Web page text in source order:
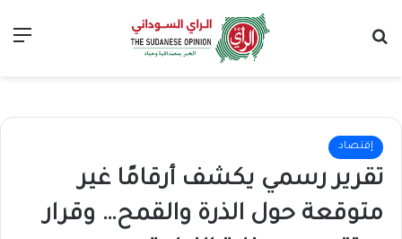
إقتصاد
تقرير رسمي يكشف أرقامًا غير
متوقعة حول الذرة والقمح… وقرار